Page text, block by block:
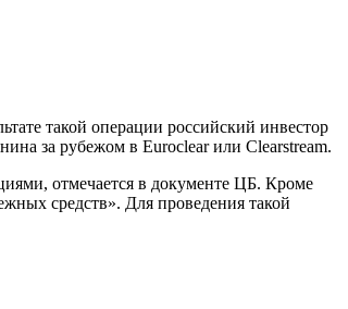
такой операции российский инвестор
за рубежом в Euroclear или Clearstream.
отмечается в документе ЦБ. Кроме
средств». Для проведения такой